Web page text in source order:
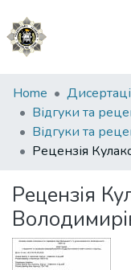
Communities
&
Collections
All of DSpace
Statistics
Home
Рецензія